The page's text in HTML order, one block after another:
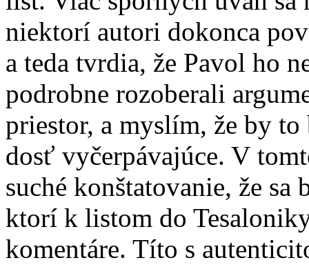
niektorí autori dokonca
a teda tvrdia, že Pavol ho
podrobne rozoberali
priestor, a myslím, že by
dosť vyčerpávajúce. V
suché konštatovanie, že
ktorí k listom do
komentáre. Títo s